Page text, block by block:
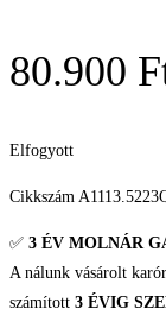
80.900
Elfogyott
Cikkszám
✅ 3 ÉV MOLNÁR
A nálunk vásárolt
számított 3 ÉVIG